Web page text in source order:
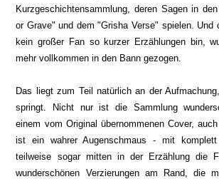
Kurzgeschichtensammlung, deren Sagen in
or Grave" und dem "Grisha Verse" spielen. Und
kein großer Fan so kurzer Erzählungen bin,
mehr vollkommen in den Bann gezogen.
Das liegt zum Teil natürlich an der
springt. Nicht nur ist die Sammlung
einem vom Original übernommenen Cover,
ist ein wahrer Augenschmaus - mit
teilweise sogar mitten in der Erzählung die
wunderschönen Verzierungen am Rand, die